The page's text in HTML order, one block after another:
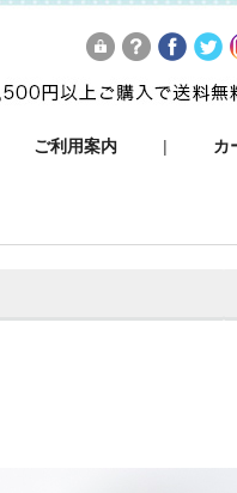
ご利用案内 カ